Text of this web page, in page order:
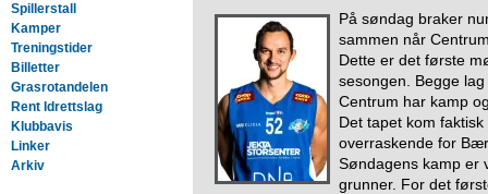
Spillerstall
Kamper
Treningstider
Billetter
Grasrotandelen
Rent Idrettslag
Klubbavis
Linker
Arkiv
På søndag braker
sammen når
Dette er det første
sesongen. Begge
Centrum har kamp
Det tapet kom
overraskende for
Søndagens kamp er
grunner. For det